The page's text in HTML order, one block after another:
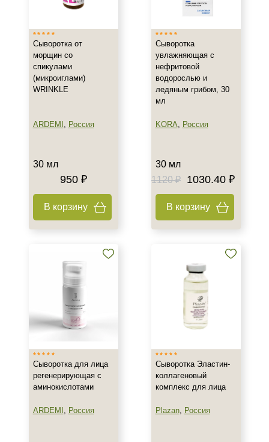
Возраст
Любой возраст
Любой возраст (от 18 лет)
Моделирование
Показать еще
Назначение против
Акне
Воспаление
После пилинга
Результат
Гладкость
Обновление клеток
Сыворотка от
морщин со
спикулами
(микроиглами)
WRINKLE
ARDEMI , Россия
30 мл
950 ₽
В корзину
Сыворотка
увлажняющая с
нефритовой
водорослью и
ледяным грибом, 30
мл
KORA, Россия
30 мл
1120 ₽
1030.40 ₽
В корзину
Сыворотка для лица
регенерирующая с
аминокислотами
ARDEMI , Россия
Сыворотка Эластин-
коллагеновый
комплекс для лица
Plazan, Россия